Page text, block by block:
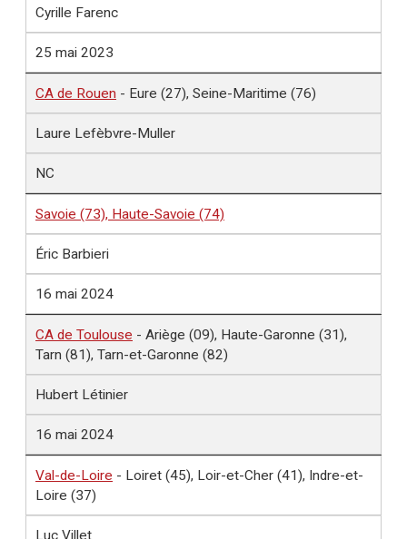
Cyrille Farenc
25 mai 2023
CA de Rouen - Eure (27), Seine-Maritime (76)
Laure Lefèbvre-Muller
NC
Savoie (73), Haute-Savoie (74)
Éric Barbieri
16 mai 2024
CA de Toulouse - Ariège (09), Haute-Garonne (31),
Tarn (81), Tarn-et-Garonne (82)
Hubert Létinier
16 mai 2024
Val-de-Loire - Loiret (45), Loir-et-Cher (41), Indre-et-
Loire (37)
Luc Villet